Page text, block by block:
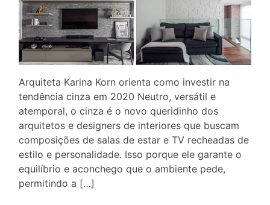
Arquiteta Karina Korn orienta como investir na
tendência cinza em 2020 Neutro, versátil e
atemporal, o cinza é o novo queridinho dos
arquitetos e designers de interiores que buscam
composições de salas de estar e TV recheadas de
estilo e personalidade. Isso porque ele garante o
equilíbrio e aconchego que o ambiente pede,
permitindo a […]